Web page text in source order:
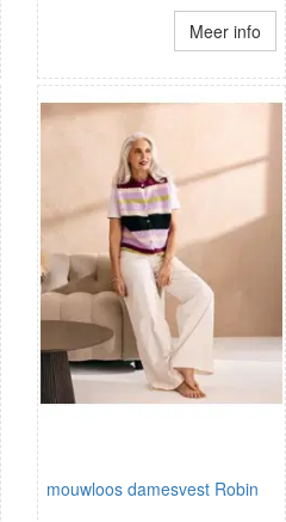
Meer info
mouwloos damesvest Robin